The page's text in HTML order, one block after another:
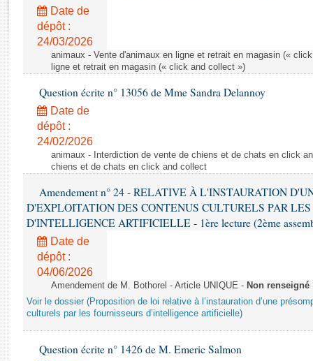
Rapports législatifs
Rapports sur l'application des lois
Baromètre de l’application des lois
Dossiers législatifs
Budget et sécurité sociale
Questions écrites et orales
Comptes rendus des débats
Date de
dépôt :
24/03/2026
animaux - Vente d'animaux en ligne et retrait en magasin («
ligne et retrait en magasin (« click and collect »)
Question écrite n° 13056 de Mme Sandra Delannoy
Date de
dépôt :
24/02/2026
animaux - Interdiction de vente de chiens et de chats en click
chiens et de chats en click and collect
Amendement n° 24 - RELATIVE À L'INSTAURATION
D'EXPLOITATION DES CONTENUS CULTURELS PAR LES
D'INTELLIGENCE ARTIFICIELLE - 1ère lecture (2ème
Date de
dépôt :
04/06/2026
Amendement de M. Bothorel - Article UNIQUE - Non renseigné
Voir le dossier (Proposition de loi relative à l’instauration d’une
culturels par les fournisseurs d’intelligence artificielle)
Question écrite n° 1426 de M. Emeric Salmon